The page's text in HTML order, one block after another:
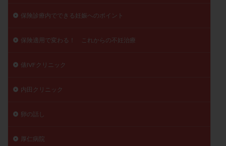
保険診療内でできる妊娠へのポイント
保険適用で変わる！ これからの不妊治療
俵IVFクリニック
内田クリニック
卵の話し
厚仁病院